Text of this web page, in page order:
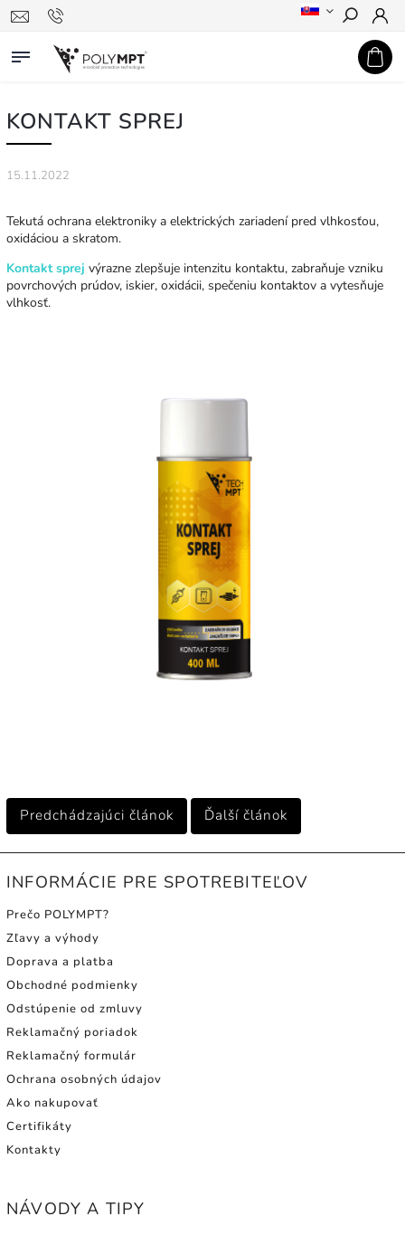
Hľadať
KONTAKT SPREJ
15.11.2022
Tekutá ochrana elektroniky a elektrických zariadení pred vlhkosťou,
oxidáciou a skratom.
Kontakt sprej výrazne zlepšuje intenzitu kontaktu, zabraňuje vzniku
povrchových prúdov, iskier, oxidácii, spečeniu kontaktov a vytesňuje
vlhkosť.
Predchádzajúci článok Ďalší článok
INFORMÁCIE PRE SPOTREBITEĽOV
Prečo POLYMPT?
Zľavy a výhody
Doprava a platba
Obchodné podmienky
Odstúpenie od zmluvy
Reklamačný poriadok
Reklamačný formulár
Ochrana osobných údajov
Ako nakupovať
Certifikáty
Kontakty
NÁVODY A TIPY